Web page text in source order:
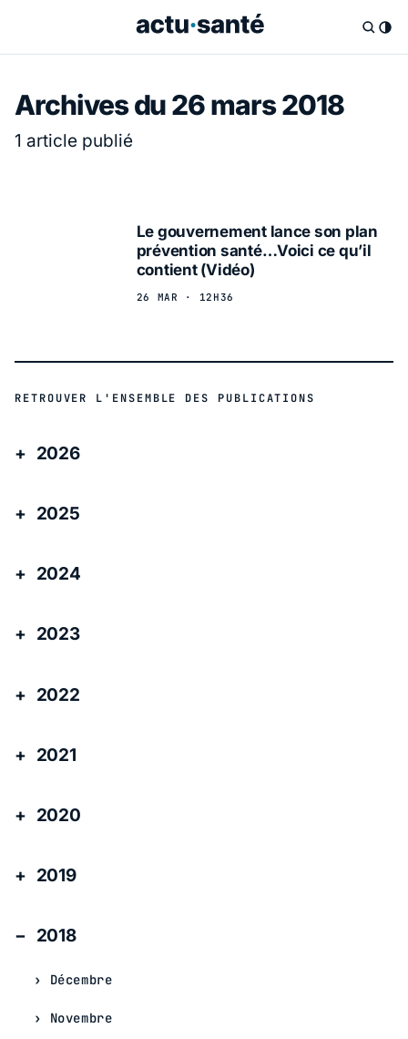
Archives du 26 mars 2018
1 article publié
Le gouvernement lance son plan
prévention santé…Voici ce qu’il
contient (Vidéo)
26 MAR · 12H36
RETROUVER L'ENSEMBLE DES PUBLICATIONS
2026
2025
2024
2023
2022
2021
2020
2019
2018
Décembre
Novembre